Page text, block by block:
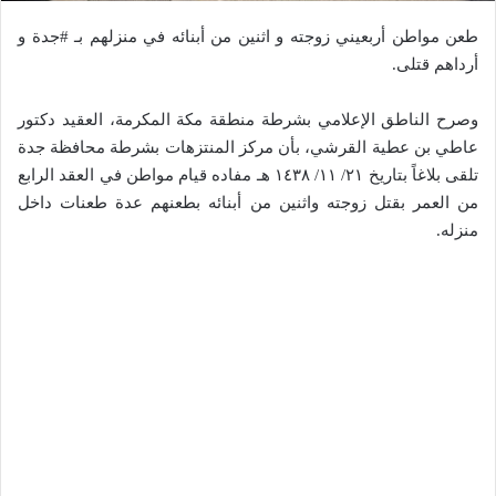
طعن مواطن أربعيني زوجته و اثنين من أبنائه في منزلهم بـ #جدة و
أرداهم قتلى.
وصرح الناطق الإعلامي بشرطة منطقة مكة المكرمة، العقيد دكتور
عاطي بن عطية القرشي، بأن مركز المنتزهات بشرطة محافظة جدة
تلقى بلاغاً بتاريخ ٢١/ ١١/ ١٤٣٨ هـ مفاده قيام مواطن في العقد الرابع
من العمر بقتل زوجته واثنين من أبنائه بطعنهم عدة طعنات داخل
منزله.